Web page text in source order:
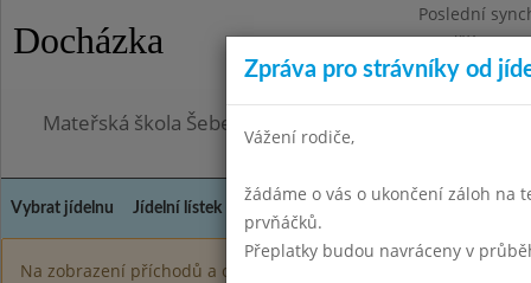
Docházka
Poslední
Pondělí
Omezení
Mateřská škola Šebetov, příspěvková organizace
Vybrat jídelnu Jídelní lístek
Na zobrazení příchodů a odchodů do/z budovy, je zapotřebí
Zpráva pro strávníky od
Vážení rodiče,
žádáme o vás o ukončení záloh na
prvňáčků.
Přeplatky budou navráceny v